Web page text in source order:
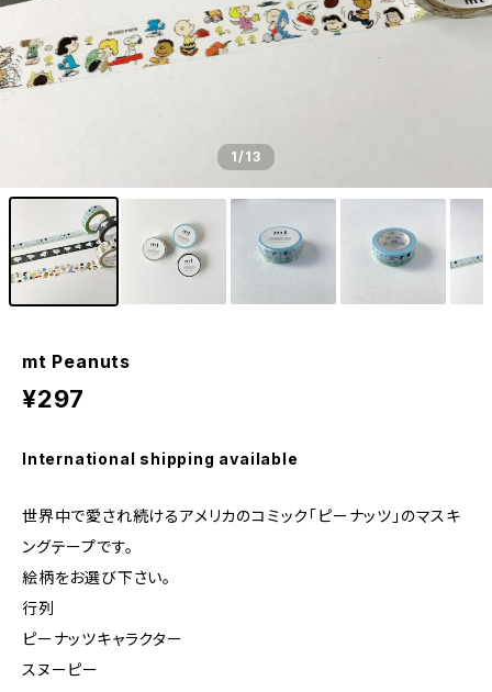
1/13
mt Peanuts
¥297
International shipping available
世界中で愛され続けるアメリカのコミック「ピーナッツ」のマスキ
ングテープです。
絵柄をお選び下さい。
行列
ピーナッツキャラクター
スヌーピー